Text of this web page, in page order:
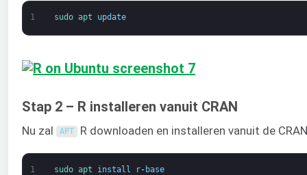
1 sudo apt update
Stap 2 – R installeren vanuit CRAN
Nu zal APT R downloaden en installeren vanuit de
1 sudo apt install r- base